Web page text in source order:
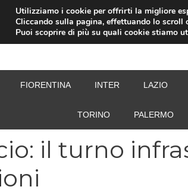
FIORENTINA INTER LAZIO
TORINO PALERMO
il turno
Utilizziamo i cookie per offrirti la migliore
Cliccando sulla pagina, effettuando lo scroll
Puoi scoprire di più su quali cookie stiamo